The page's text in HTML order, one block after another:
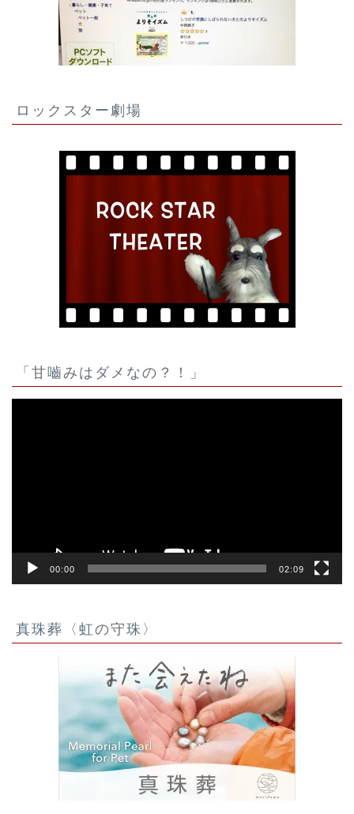
ロックスター劇場
「甘嚙みはダメなの？！」
00:00 02:09
真珠葬〈虹の守珠〉